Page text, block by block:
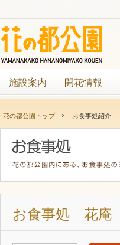
施設案内 開花情報
花の都公園トップ お食事処紹介
お食事処 花庵